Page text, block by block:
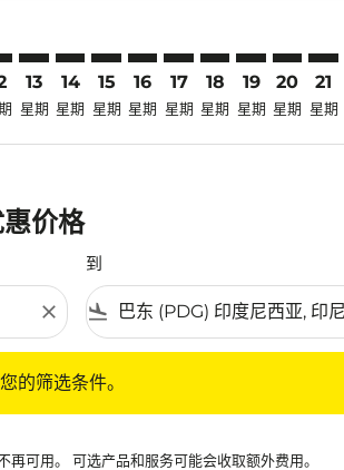
13
星期
14
星期
15
星期
16
星期
17
星期
18
星期
19
星期
20
星期
21
星期
价格
close
到
flight_land
的筛选条件。
可用。 可选产品和服务可能会收取额外费用。